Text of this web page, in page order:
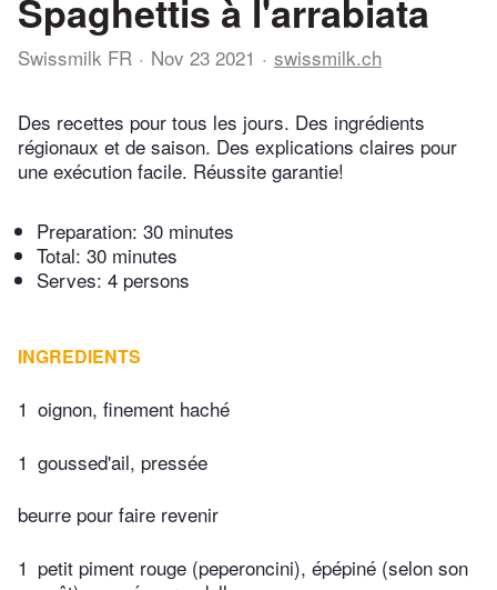
Spaghettis à l'arrabiata
Swissmilk FR Nov 23 2021 swissmilk.ch
Des recettes pour tous les jours. Des ingrédients
régionaux et de saison. Des explications claires pour
une exécution facile. Réussite garantie!
Preparation: 30 minutes
Total: 30 minutes
Serves: 4 persons
INGREDIENTS
1 oignon, finement haché
1 goussed'ail, pressée
beurre pour faire revenir
1 petit piment rouge (peperoncini), épépiné (selon son